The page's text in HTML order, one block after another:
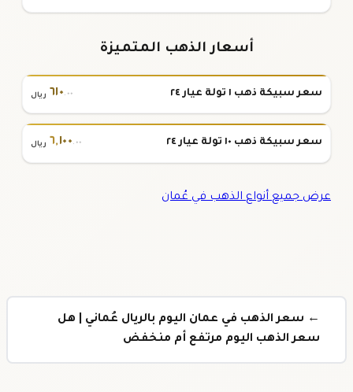
أسعار الذهب المتميزة
سعر سبيكة ذهب ١ تولة عيار ٢٤ ٦١٠.٠٠ ريال
سعر سبيكة ذهب ١٠ تولة عيار ٢٤ ٦,١٠٠.٠٠ ريال
عرض جميع أنواع الذهب في عُمان
← سعر الذهب في عمان اليوم بالريال عُماني | هل
سعر الذهب اليوم مرتفع أم منخفض